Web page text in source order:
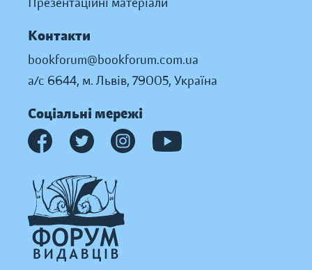
Контакти
bookforum@bookforum.com.ua
а/с 6644, м. Львів, 79005, Україна
Соціальні мережі